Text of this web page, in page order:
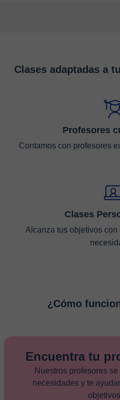
Clases adaptadas a
Profesores
Contamos con profesores
Clases
Alcanza tus objetivos
¿Cómo
Encuentra tu
Nuestros profesores
necesidades y te